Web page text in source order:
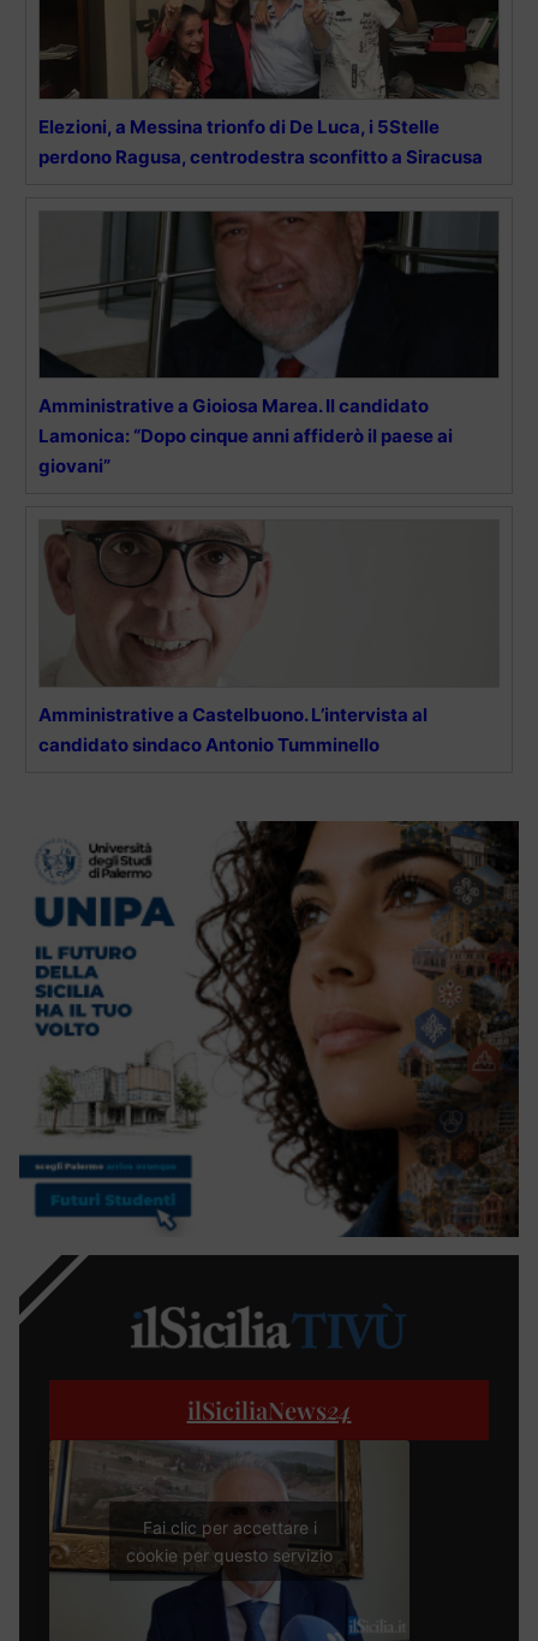
Elezioni, a Messina trionfo di De Luca, i 5Stelle
perdono Ragusa, centrodestra sconfitto a Siracusa
Amministrative a Gioiosa Marea. Il candidato
Lamonica: “Dopo cinque anni affiderò il paese ai
giovani”
Amministrative a Castelbuono. L’intervista al
candidato sindaco Antonio Tumminello
ilSiciliaNews24
Fai clic per accettare i
cookie per questo servizio